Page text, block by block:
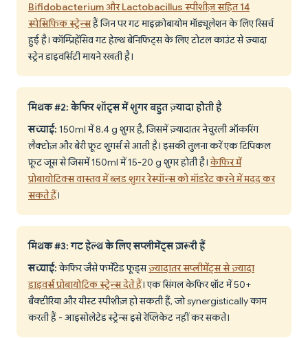
Bifidobacterium और Lactobacillus स्पीशीज़ सहित 14
स्पेसिफिक स्ट्रेन्सहैं जिन पर गट माइक्रोबायोम मॉड्यूलेशन के लिए रिसर्च
हुई है। कॉम्प्रिहेंसिव गट हेल्थ बेनिफिट्स के लिए टोटल काउंट से ज़्यादा
स्ट्रेन डाइवर्सिटी मायने रखती है।
मिथक #2: केफिर शॉट्स में शुगर बहुत ज़्यादा होती है
सच्चाई: 150ml में 8.4 g शुगर है, जिसमें ज़्यादातर नेचुरली ऑकरिंग
लैक्टोज़ और बेरी फ्रूट शुगर्स से आती है। इसकी तुलना करें एक टिपिकल
फ्रूट जूस से जिसमें 150ml में 15-20 g शुगर होती है।केफिर में
प्रोबायोटिक्स वास्तव में ब्लड शुगर रेस्पॉन्स को मॉडरेट करने में मदद कर
सकते हैं।
मिथक #3: गट हेल्थ के लिए सप्लीमेंट्स ज़रूरी हैं
सच्चाई:केफिर जैसे फर्मेंटेड फूड्सज़्यादातर सप्लीमेंट्स से ज़्यादा
डाइवर्स प्रोबायोटिक स्ट्रेन्स देते हैं। एक सिंगल केफिर शॉट में 50+
बैक्टीरिया और यीस्ट स्पीशीज़ हो सकती हैं, जो synergistically काम
करती हैं - आइसोलेटेड स्ट्रेन्स इसे रेप्लिकेट नहीं कर सकते।